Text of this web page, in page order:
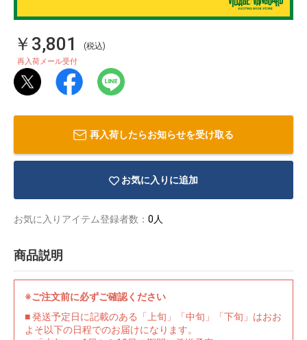
￥3,801 (税込)
再入荷メール受付
再入荷したらお知らせを受け取る
お気に入りに追加
お気に入りアイテム登録者数： 0人
商品説明
※ご注文前に必ずご確認ください
■ 発送予定日に記載のある「上旬」「中旬」「下旬」はおお
よそ以下の日程でのお届けになります。
イラストレ
ーター
アダルトグ
ッズ